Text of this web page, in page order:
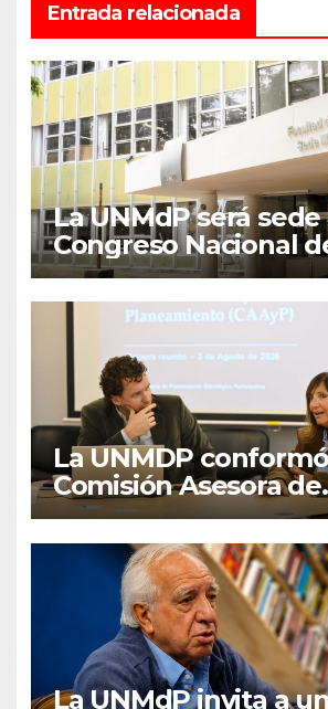
Entrada relacionada
La UNMdP será
Congreso Nacional
Lengua Inglesa
La UNMDP
Comisión Asesora de
Autoevaluación y
Planeamiento
La UNMdP invita a